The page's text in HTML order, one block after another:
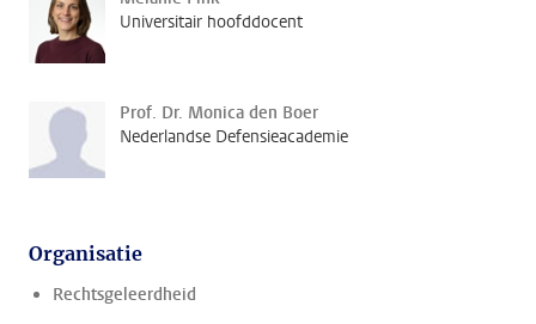
Universitair hoofddocent
Prof. Dr. Monica den Boer
Nederlandse Defensieacademie
Organisatie
Rechtsgeleerdheid